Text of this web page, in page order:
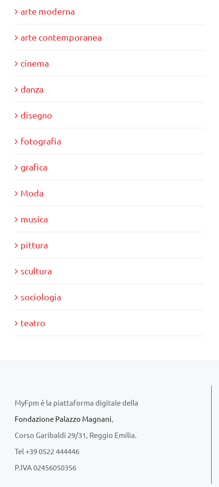
arte moderna
arte contemporanea
cinema
danza
disegno
fotografia
grafica
Moda
musica
pittura
scultura
sociologia
teatro
MyFpm è la piattaforma digitale della
Fondazione Palazzo Magnani,
Corso Garibaldi 29/31, Reggio Emilia.
Tel +39 0522 444446
P.IVA 02456050356